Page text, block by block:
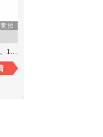
竞拍
一批受损的710W光伏组件155片破片、150片边框变形未破片，共计305片